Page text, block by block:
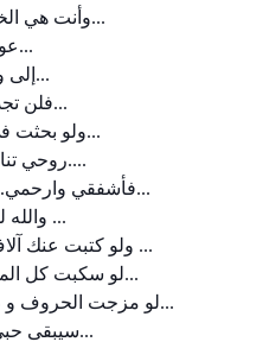
وأنت هي...
...
...
فلن...
ولو بحثت...
روحي....
فأشفقي وارحمي....
والله ...
ولو كتبت عنك ...
لو سكبت كل...
لو مزجت الحروف و...
سيبقى...